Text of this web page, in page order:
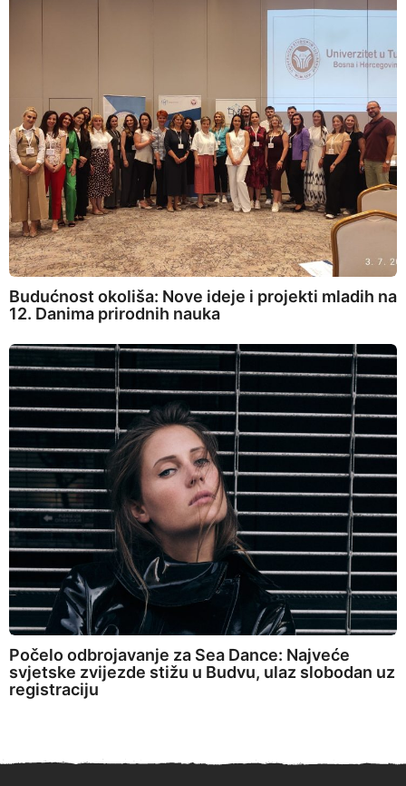
Budućnost okoliša: Nove ideje i projekti mladih na
12. Danima prirodnih nauka
Počelo odbrojavanje za Sea Dance: Najveće
svjetske zvijezde stižu u Budvu, ulaz slobodan uz
registraciju